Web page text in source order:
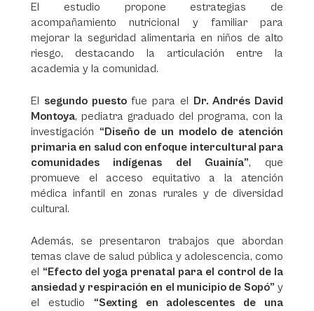
El estudio propone estrategias de
acompañamiento nutricional y familiar para
mejorar la seguridad alimentaria en niños de alto
riesgo, destacando la articulación entre la
academia y la comunidad.
El segundo puestofue para el Dr. Andrés David
Montoya, pediatra graduado del programa, con la
investigación “Diseño de un modelo de atención
primaria en salud con enfoque intercultural para
comunidades indígenas del Guainía”, que
promueve el acceso equitativo a la atención
médica infantil en zonas rurales y de diversidad
cultural.
Además, se presentaron trabajos que abordan
temas clave de salud pública y adolescencia, como
el “Efecto del yoga prenatal para el control de la
ansiedad y respiración en el municipio de Sopó” y
el estudio “Sexting en adolescentes de una